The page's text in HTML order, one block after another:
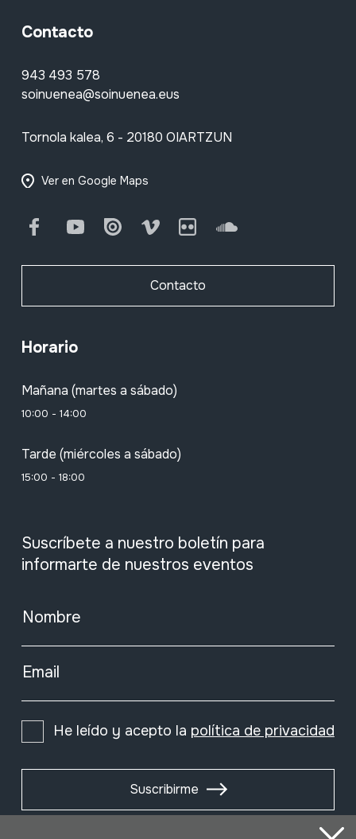
Contacto
943 493 578
soinuenea@soinuenea.eus
Tornola kalea, 6 - 20180 OIARTZUN
Ver en Google Maps
FacebookYoutube Issuu Vimeo Flickr SoundCloud
Contacto
Horario
Mañana (martes a sábado)
10:00 - 14:00
Tarde (miércoles a sábado)
15:00 - 18:00
Suscríbete a nuestro boletín para
informarte de nuestros eventos
Nombre
Email
He leído y acepto la política de privacidad
Suscribirme